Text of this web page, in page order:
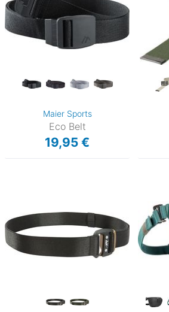
Maier Sports
Eco Belt
19,95 €